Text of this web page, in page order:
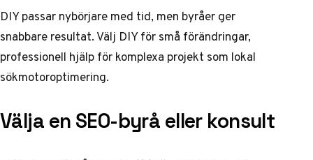
DIY passar nybörjare med tid, men byråer ger
snabbare resultat. Välj DIY för små förändringar,
professionell hjälp för komplexa projekt som lokal
sökmotoroptimering.
Välja en SEO-byrå eller konsult